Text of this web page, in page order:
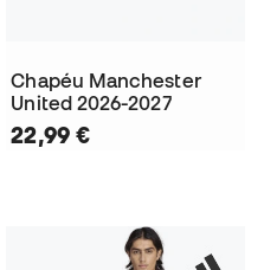
Chapéu Manchester
United 2026-2027
22,99 €